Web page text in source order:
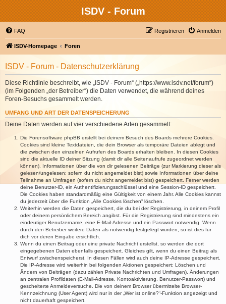
ISDV - Forum
FAQ Anmelden
Registrieren
ISDV-Homepage Foren
ISDV - Forum - Datenschutzerklärung
Diese Richtlinie beschreibt, wie „ISDV - Forum“ („https://www.isdv.net/forum“)
(im Folgenden „der Betreiber“) die Daten verwendet, die während deines
Foren-Besuchs gesammelt werden.
UMFANG UND ART DER DATENSPEICHERUNG
Deine Daten werden auf vier verschiedene Arten gesammelt:
Die Forensoftware phpBB erstellt bei deinem Besuch des Boards mehrere Cookies.
Cookies sind kleine Textdateien, die dein Browser als temporäre Dateien ablegt und
die zwischen den einzelnen Aufrufen des Boards erhalten bleiben. In diesen Cookies
sind die aktuelle ID deiner Sitzung (damit dir alle Seitenaufrufe zugeordnet werden
können), Informationen über die von dir gelesenen Beiträge (zur Markierung dieser als
gelesen/ungelesen; sofern du nicht angemeldet bist) sowie Informationen über deine
Teilnahme an Umfragen (sofern du nicht angemeldet bist) gespeichert. Ferner werden
deine Benutzer-ID, ein Authentifizierungsschlüssel und eine Session-ID gespeichert.
Die Cookies haben standardmäßig eine Gültigkeit von einem Jahr. Alle Cookies kannst
du jederzeit über die Funktion „Alle Cookies löschen“ löschen.
Weiterhin werden die Daten gespeichert, die du bei der Registrierung, in deinem Profil
oder deinem persönlichem Bereich angibst. Für die Registrierung sind mindestens ein
eindeutiger Benutzername, eine E-Mail-Adresse und ein Passwort notwendig. Wenn
durch den Betreiber weitere Daten als notwendig festgelegt wurden, so ist dies für
dich vor deren Eingabe ersichtlich.
Wenn du einen Beitrag oder eine private Nachricht erstellst, so werden die dort
eingegebenen Daten ebenfalls gespeichert. Gleiches gilt, wenn du einen Beitrag als
Entwurf zwischenspeicherst. In diesen Fällen wird auch deine IP-Adresse gespeichert.
Die IP-Adresse wird weiterhin bei folgenden Aktionen gespeichert: Löschen und
Ändern von Beiträgen (dazu zählen Private Nachrichten und Umfragen), Änderungen
an zentralen Profildaten (E-Mail-Adresse, Kontoaktivierung, Benutzer-Passwort) und
gescheiterte Anmeldeversuche. Die von deinem Browser übermittelte Browser-
Kennzeichnung (User Agent) wird nur in der „Wer ist online?“-Funktion angezeigt und
nicht dauerhaft gespeichert.